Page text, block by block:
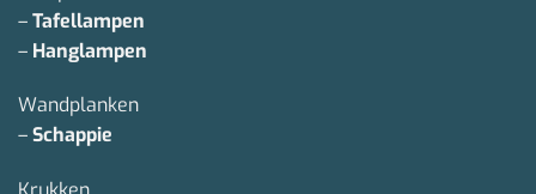
–Tafellampen
– Hanglampen
Wandplanken
–Schappie